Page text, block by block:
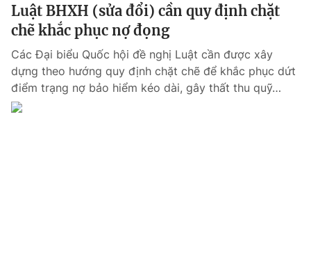
Luật BHXH (sửa đổi) cần quy định chặt
chẽ khắc phục nợ đọng
Các Đại biểu Quốc hội đề nghị Luật cần được xây
dựng theo hướng quy định chặt chẽ để khắc phục dứt
điểm trạng nợ bảo hiểm kéo dài, gây thất thu quỹ…